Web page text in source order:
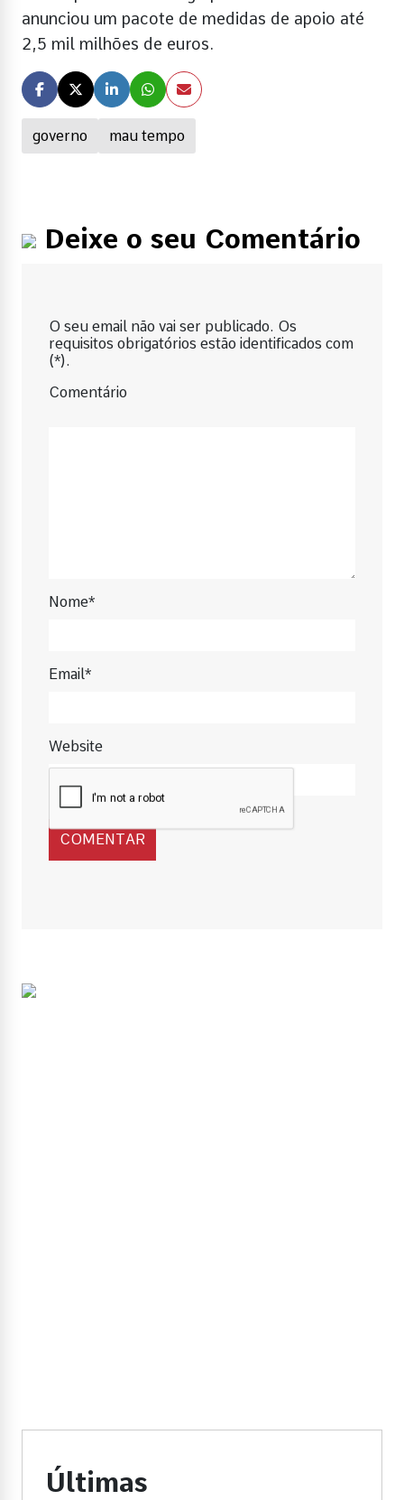
governo mau tempo
anunciou um pacote de medidas de apoio até
2,5 mil milhões de euros.
Deixe o seu Comentário
O seu email não vai ser publicado. Os
requisitos obrigatórios estão identificados com
(*).
Comentário
Nome*
Email*
Website
Últimas